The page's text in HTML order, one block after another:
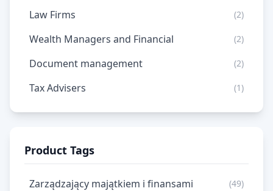
Law Firms (2)
Wealth Managers and Financial (2)
Document management (2)
Tax Advisers (1)
Product Tags
Zarządzający majątkiem i finansami (49)